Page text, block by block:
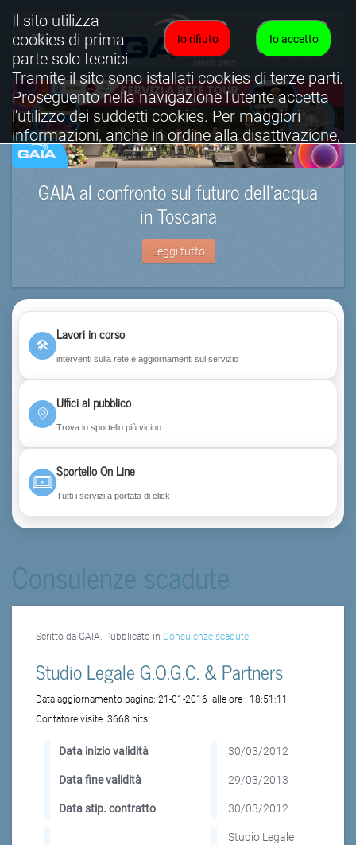
GAIA al confronto sul futuro dell’acqua
in Toscana
Leggi tutto
🛠
Lavori in corso
interventi sulla rete e aggiornamenti sul servizio
Uffici al pubblico
Trova lo sportello più vicino
Sportello On Line
Tutti i servizi a portata di click
Consulenze scadute
Scritto da GAIA. Pubblicato in Consulenze scadute
Studio Legale G.O.G.C. & Partners
Data aggiornamento pagina: 21-01-2016 alle ore : 18:51:11
Contatore visite: 3668 hits
Data inizio validità 30/03/2012
Data fine validità 29/03/2013
Data stip. contratto 30/03/2012
Studio Legale
Io accetto
Io rifiuto
Il sito utilizza
cookies di prima
parte solo tecnici.
Tramite il sito sono istallati cookies di terze parti.
Proseguento nella navigazione l'utente accetta
l'utilizzo dei suddetti cookies. Per maggiori
informazioni, anche in ordine alla disattivazione,
è possibile consultare l'informativa cookies
completa.
Visualizza informativa completa.